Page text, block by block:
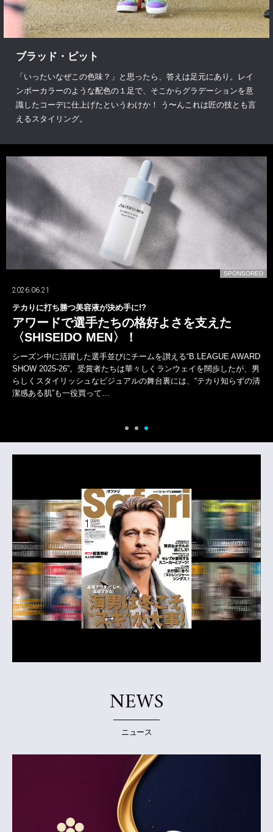
ブラッド・ピット
「いったいなぜこの色味？」と思ったら、答えは足元にあり。レイ
ンボーカラーのような配色の１足で、そこからグラデーションを意
識したコーデに仕上げたというわけか！ う〜んこれは匠の技とも言
えるスタイリング。
SPONSORED
2026.06.21
テカりに打ち勝つ美容液が決め手に!?
アワードで選手たちの格好よさを支えた
〈SHISEIDO MEN〉！
シーズン中に活躍した選手並びにチームを讃える“B.LEAGUE AWARD
SHOW 2025-26”。受賞者たちは華々しくランウェイを闊歩したが、男
らしくスタイリッシュなビジュアルの舞台裏には、“テカり知らずの清
潔感ある肌”も一役買って…
NEWS
ニュース